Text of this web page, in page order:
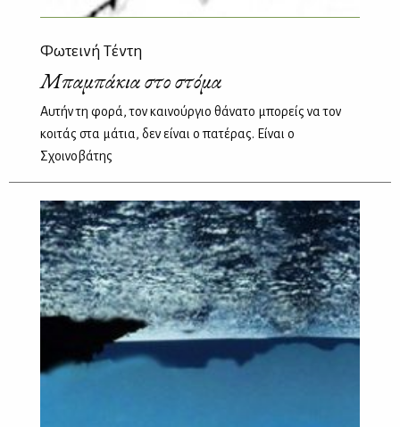
Φωτεινή Τέντη
Μπαμπάκια στο στόμα
Αυτήν τη φορά, τον καινούργιο θάνατο μπορείς να τον
κοιτάς στα μάτια, δεν είναι ο πατέρας. Είναι ο
Σχοινοβάτης